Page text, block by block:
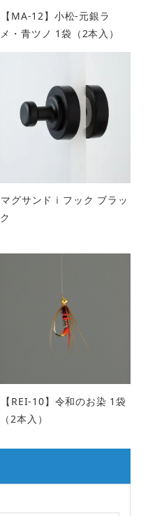
【MA-12】小松-元銀ラ
メ・青ツノ 1袋（2本入）
マグサンドｉフック ブラッ
ク
【REI-10】令和のお染 1袋
（2本入）